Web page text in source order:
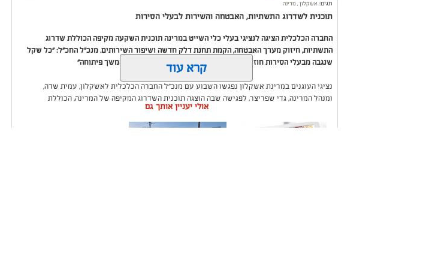
תגים: אשקלון, מרינה
תוכנית לשדרוג התשתיות, האבטחה והשירות לבעלי הסירות
החברה הכלכלית הציגה לנציגי בעלי כלי השייט במרינה תוכנית השקעה מקיפה הכוללת שדרוג
התשתיות, חיזוק מערך האבטחה, הקמת תחנת דלק חדשה ושיפור השירותים. מנכ"ל החכ"ל: "כל שקל
שנגבה מבעלי הסירות חוזר בחזרה אליהם באמצעות שיפור המרינה והמשך פיתוחה"
נציגי העוגנים במרינת אשקלון נפגשו השבוע עם מנכ"ל החברה הכלכלית לאשקלון, עמית שדה,
ומנהל המרינה, גדי שפריצר, לפגישה שבה הוצגה תוכנית השדרוג המקיפה של המרינה, הכוללת
השקעה בתשתיות, בביטחון, בשירותים ובפיתוח המקום לטובת ציבור בעלי הסירות.
קרא עוד
אולי יעניין אותך גם